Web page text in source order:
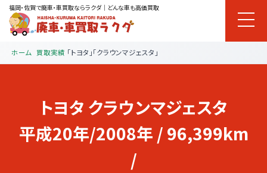
福岡・佐賀で廃車・車買取ならラクダ｜どんな車も高価買取
ホーム 買取実績 「トヨタ」「クラウンマジェスタ」
トヨタ クラウンマジェスタ
平成20年/2008年 / 96,399km
/